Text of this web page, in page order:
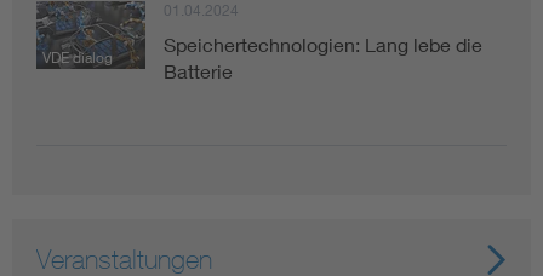
Functional safety
VDE dialog
01.04.2024
Speichertechnologien: Lang lebe die
Batterie
Veranstaltungen